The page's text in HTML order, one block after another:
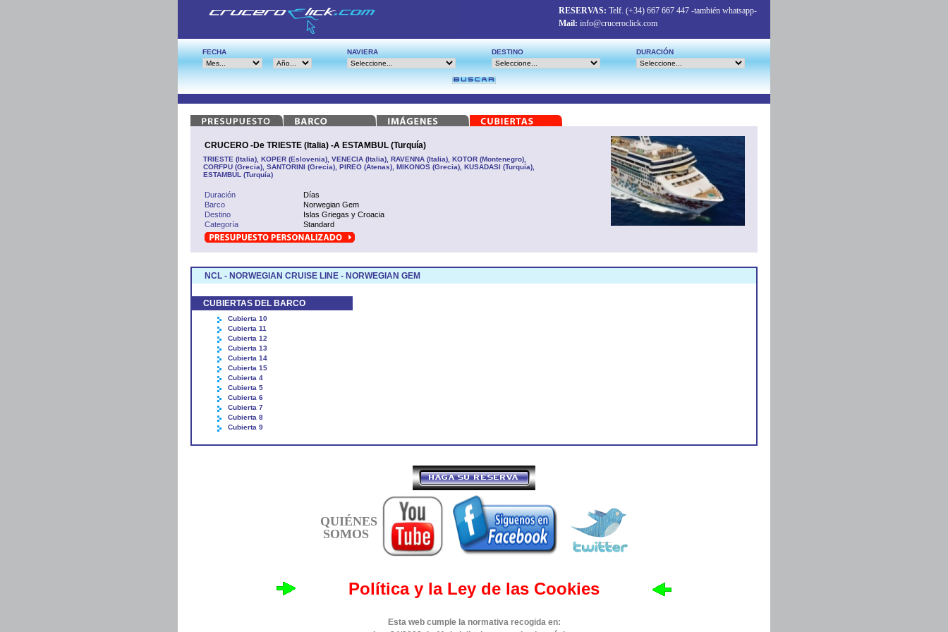
RESERVAS: Telf. (+34) 667 667 447 -también whatsapp-
Mail: info@cruceroclick.com
FECHA NAVIERA DESTINO DURACIÓN
CRUCERO -De TRIESTE (Italia) -A ESTAMBUL (Turquía)
TRIESTE (Italia), KOPER (Eslovenia), VENECIA (Italia), RAVENNA (Italia), KOTOR (Montenegro),
CORFPU (Grecia), SANTORINI (Grecia), PIREO (Atenas), MIKONOS (Grecia), KUSADASI (Turquía),
ESTAMBUL (Turquía)
Duración
Días
Barco
Norwegian Gem
Destino
Islas Griegas y Croacia
Categoría
Standard
NCL - NORWEGIAN CRUISE LINE - NORWEGIAN GEM
CUBIERTAS DEL BARCO
Cubierta 10
Cubierta 11
Cubierta 12
Cubierta 13
Cubierta 14
Cubierta 15
Cubierta 4
Cubierta 5
Cubierta 6
Cubierta 7
Cubierta 8
Cubierta 9
QUIÉNES
SOMOS
Política y la Ley de las Cookies
Esta web cumple la normativa recogida en: